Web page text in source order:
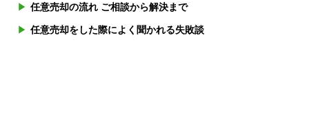
任意売却の流れ ご相談から解決まで
任意売却をした際によく聞かれる失敗談